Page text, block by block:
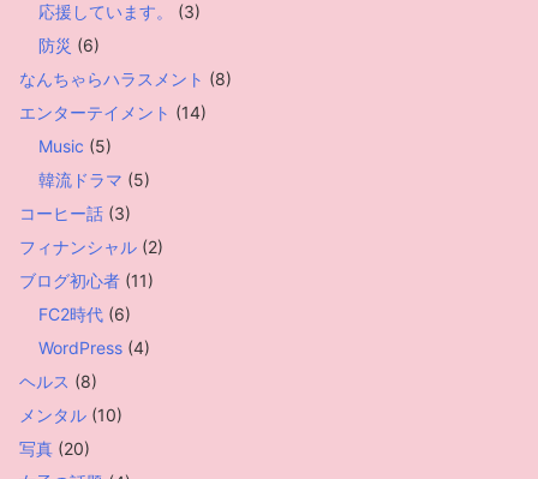
応援しています。
(3)
防災 (6)
なんちゃらハラスメント (8)
エンターテイメント (14)
Music (5)
韓流ドラマ (5)
コーヒー話 (3)
フィナンシャル (2)
ブログ初心者 (11)
FC2時代 (6)
WordPress (4)
ヘルス (8)
メンタル (10)
写真 (20)